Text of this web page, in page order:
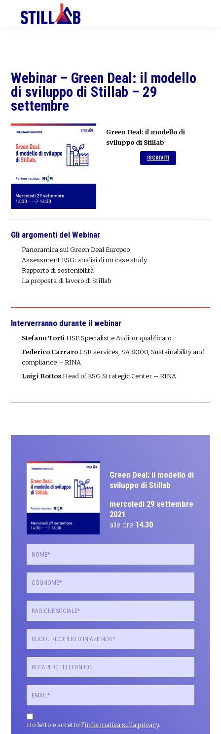
primary
Webinar – Green Deal: il modello
di sviluppo di Stillab – 29
settembre
Green Deal: il modello di
sviluppo di Stillab
ISCRIVITI
Gli argomenti del Webinar
Panoramica sul Green Deal Europeo
Assessment ESG: analisi di un case study
Rapporto di sostenibilità
La proposta di lavoro di Stillab
Interverranno durante il webinar
Stefano Torti HSE Specialist e Auditor qualificato
Federico CarraroCSR services, SA 8000, Sustainability and
compliance – RINA
Luigi BottosHead of ESGStrategic Center – RINA
Green Deal: il modello di
sviluppo di Stillab
mercoledì 29 settembre
2021
alle ore 14.30
Ho letto e accetto l'informativa sulla privacy.